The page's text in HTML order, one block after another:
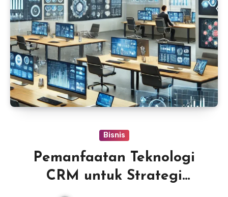
Bisnis
Pemanfaatan Teknologi
CRM untuk Strategi